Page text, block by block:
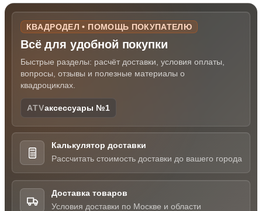
КВАДРОДЕЛ • ПОМОЩЬ ПОКУПАТЕЛЮ
Всё для удобной покупки
Быстрые разделы: расчёт доставки, условия оплаты,
вопросы, отзывы и полезные материалы о
квадроциклах.
ATVаксессуары №1
Калькулятор доставки
Рассчитать стоимость доставки до вашего города
Доставка товаров
Условия доставки по Москве и области